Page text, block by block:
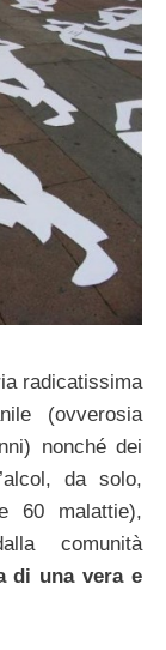
radicatissima
(ovverosia
nonché dei
da solo,
60 malattie),
comunità
di una vera e